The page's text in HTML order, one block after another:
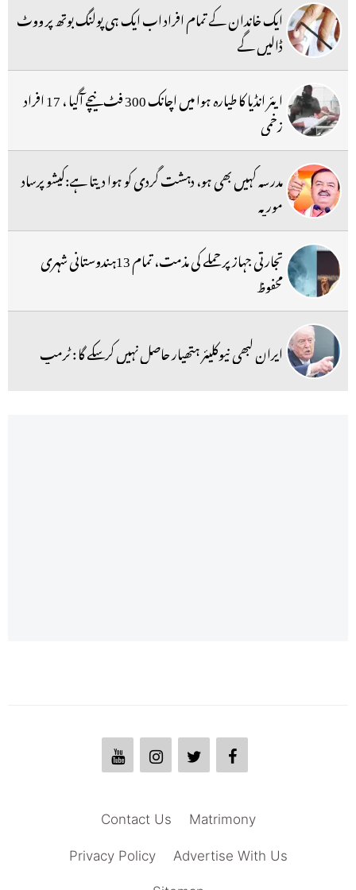
ایک خاندان کے تمام افراد اب ایک ہی پولنگ بوتھ پر ووٹ
ڈالیں گے
ایئر انڈیا کا طیارہ ہوا میں اچانک 300 فٹ نیچے آگیا ، 17 افراد
زخمی
مدرسہ کہیں بھی ہو، دہشت گردی کو ہوا دیتا ہے:کیشو پرساد
موریہ
تجارتی جہاز پر حملے کی مذمت، تمام 13ہندوستانی شہری
محفوظ
ایران کبھی نیوکلیئر ہتھیار حاصل نہیں کرسکے گا : ٹرمپ
Matrimony
Contact Us
Advertise With Us
Privacy Policy